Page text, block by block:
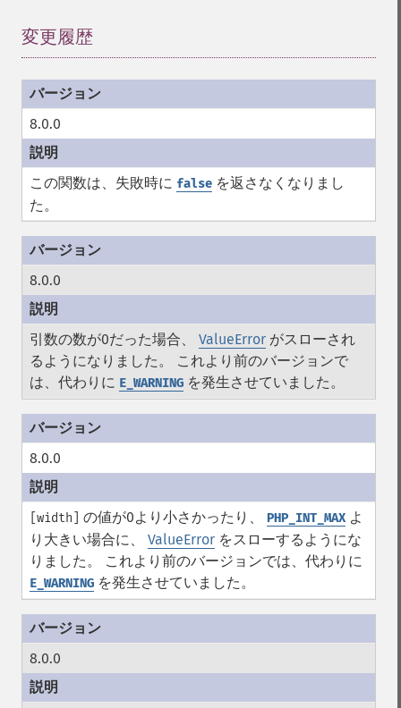
変更履歴
8.0.0
この関数は、失敗時に false を返さなくなりまし
た。
8.0.0
引数の数が0だった場合、 ValueError がスローされ
るようになりました。 これより前のバージョンで
は、代わりに E_WARNING を発生させていました。
8.0.0
[width] の値が0より小さかったり、 PHP_INT_MAXよ
り大きい場合に、 ValueError をスローするようにな
りました。 これより前のバージョンでは、代わりに
E_WARNING を発生させていました。
8.0.0